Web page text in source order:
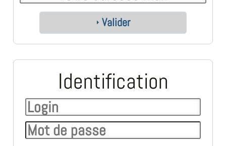
Valider
Identification